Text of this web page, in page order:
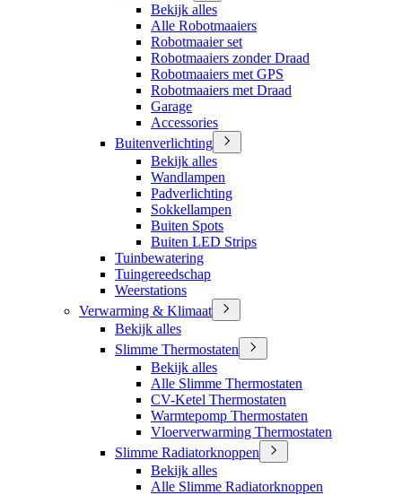
Bekijk alles
Alle Robotmaaiers
Robotmaaier set
Robotmaaiers zonder Draad
Robotmaaiers met GPS
Robotmaaiers met Draad
Garage
Accessories
Buitenverlichting
Bekijk alles
Wandlampen
Padverlichting
Sokkellampen
Buiten Spots
Buiten LED Strips
Tuinbewatering
Tuingereedschap
Weerstations
Verwarming & Klimaat
Bekijk alles
Slimme Thermostaten
Bekijk alles
Alle Slimme Thermostaten
CV-Ketel Thermostaten
Warmtepomp Thermostaten
Vloerverwarming Thermostaten
Slimme Radiatorknoppen
Bekijk alles
Alle Slimme Radiatorknoppen